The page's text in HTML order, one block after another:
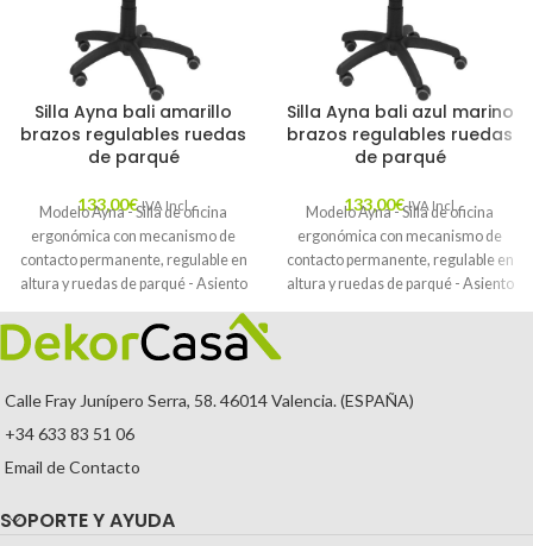
Silla Ayna bali amarillo
brazos regulables ruedas
de parqué
133,00€ IVA Incl.
Modelo Ayna - Silla de oficina
ergonómica con mecanismo de
contacto permanente, regulable en
altura y ruedas de parqué - Asiento
y respaldo tapizados en tejido BALI
color amarillo (BRAZOS
REGULABLES EN ALTURA)
Silla Ayna bali azul marino
brazos regulables ruedas
de parqué
133,00€ IVA Incl.
Modelo Ayna - Silla de oficina
ergonómica con mecanismo de
contacto permanente, regulable en
altura y ruedas de parqué - Asiento
y respaldo tapizados en tejido BALI
Calle Fray Junípero Serra, 58. 46014 Valencia. (ESPAÑA)
+34 633 83 51 06
Email de Contacto
SOPORTE Y AYUDA